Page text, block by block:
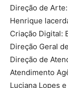
Direção de
Henrique
Criação Digital:
Direção Geral
Direção de
Atendimento
Luciana Lopes